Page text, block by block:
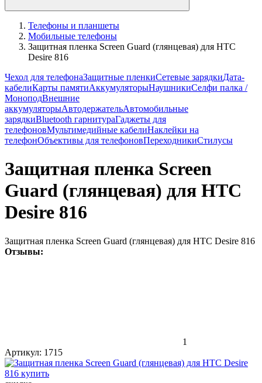
Телефоны и планшеты
Мобильные телефоны
Защитная пленка Screen Guard (глянцевая) для HTC
Desire 816
Чехол для телефонаЗащитные пленкиСетевые зарядкиДата-
кабелиКарты памятиАккумуляторыНаушникиСелфи палка /
МоноподВнешние
аккумуляторыАвтодержательАвтомобильные
зарядкиBluetooth гарнитураГаджеты для
телефоновМультимедийные кабелиНаклейки на
телефонОбъективы для телефоновПереходникиСтилусы
Защитная пленка Screen
Guard (глянцевая) для HTC
Desire 816
Защитная пленка Screen Guard (глянцевая) для HTC Desire 816
Отзывы:
1
Артикул: 1715